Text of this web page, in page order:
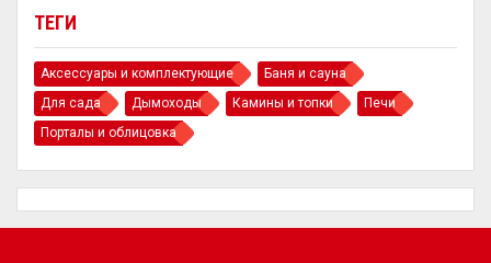
ТЕГИ
Аксессуары и комплектующие
Баня и сауна
Для сада
Дымоходы Камины и топки
Печи
Порталы и облицовка